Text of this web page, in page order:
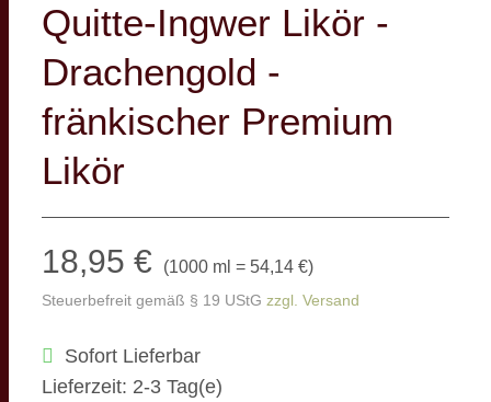
Quitte-Ingwer Likör -
Drachengold -
fränkischer Premium
Likör
18,95 € (1000 ml = 54,14 €)
Steuerbefreit gemäß § 19 UStG zzgl. Versand
Sofort Lieferbar
Lieferzeit: 2-3 Tag(e)